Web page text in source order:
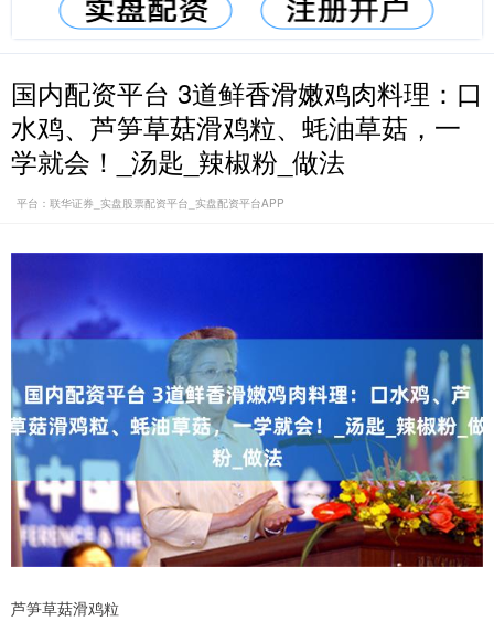
国内配资平台 3道鲜香滑嫩鸡肉料理：口
水鸡、芦笋草菇滑鸡粒、蚝油草菇，一
学就会！_汤匙_辣椒粉_做法
平台：联华证券_实盘股票配资平台_实盘配资平台APP
芦笋草菇滑鸡粒